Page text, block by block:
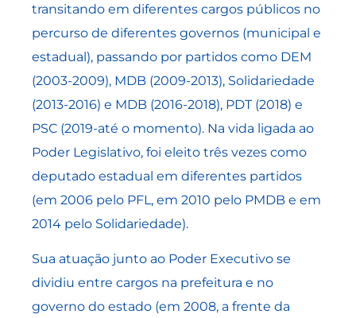
transitando em diferentes cargos públicos no
percurso de diferentes governos (municipal e
estadual), passando por partidos como DEM
(2003-2009), MDB (2009-2013), Solidariedade
(2013-2016) e MDB (2016-2018), PDT (2018) e
PSC (2019-até o momento). Na vida ligada ao
Poder Legislativo, foi eleito três vezes como
deputado estadual em diferentes partidos
(em 2006 pelo PFL, em 2010 pelo PMDB e em
2014 pelo Solidariedade).
Sua atuação junto ao Poder Executivo se
dividiu entre cargos na prefeitura e no
governo do estado (em 2008, a frente da